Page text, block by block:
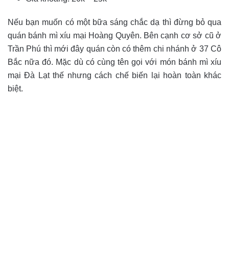
Nếu bạn muốn có một bữa sáng chắc dạ thì đừng bỏ qua
quán bánh mì xíu mại Hoàng Quyên. Bên cạnh cơ sở cũ ở
Trần Phú thì mới đây quán còn có thêm chi nhánh ở 37 Cô
Bắc nữa đó. Mặc dù có cùng tên gọi với món bánh mì xíu
mại Đà Lạt thế nhưng cách chế biến lại hoàn toàn khác
biệt.